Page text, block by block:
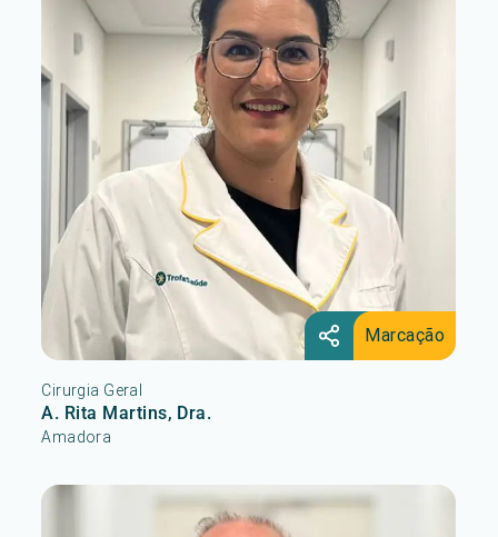
Marcação
Cirurgia Geral
A. Rita Martins, Dra.
Amadora